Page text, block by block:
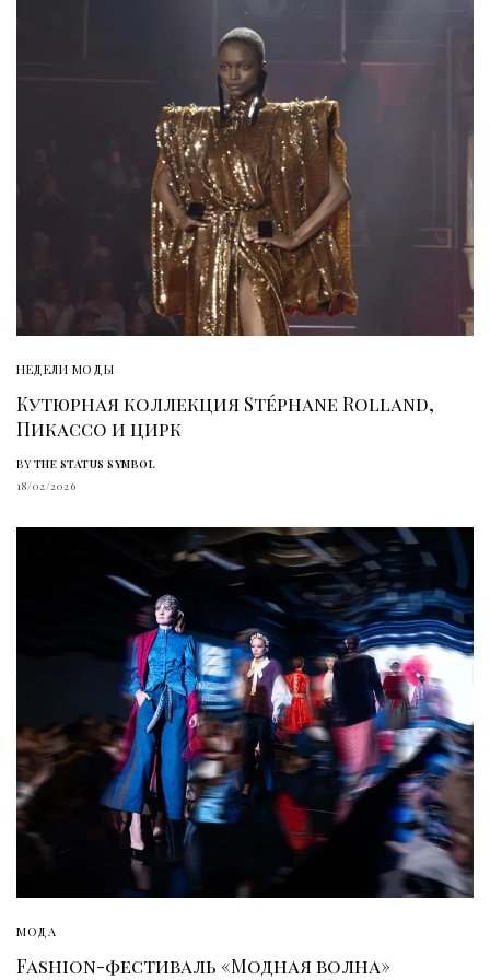
НЕДЕЛИ МОДЫ
Кутюрная коллекция Stéphane Rolland,
Пикассо и цирк
BY THE STATUS SYMBOL
18/02/2026
МОДА
Fashion-фестиваль «Модная волна»